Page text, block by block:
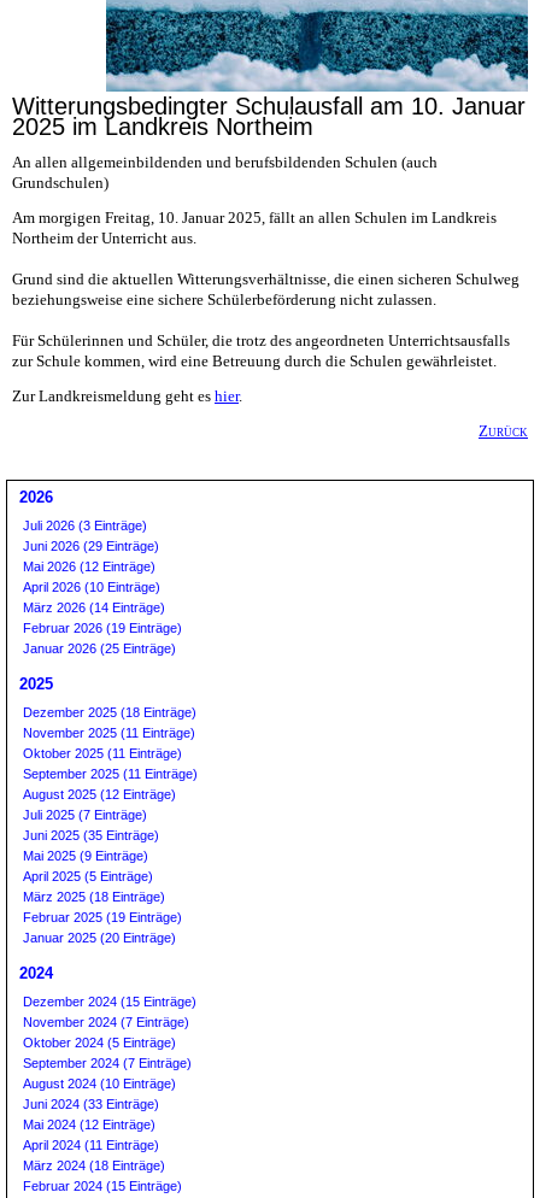
Witterungsbedingter Schulausfall am 10. Januar
2025 im Landkreis Northeim
An allen allgemeinbildenden und berufsbildenden Schulen (auch
Grundschulen)
Am morgigen Freitag, 10. Januar 2025, fällt an allen Schulen im Landkreis
Northeim der Unterricht aus.
Grund sind die aktuellen Witterungsverhältnisse, die einen sicheren Schulweg
beziehungsweise eine sichere Schülerbeförderung nicht zulassen.
Für Schülerinnen und Schüler, die trotz des angeordneten Unterrichtsausfalls
zur Schule kommen, wird eine Betreuung durch die Schulen gewährleistet.
Zur Landkreismeldung geht es hier.
Zurück
2026
Juli 2026 (3 Einträge)
Juni 2026 (29 Einträge)
Mai 2026 (12 Einträge)
April 2026 (10 Einträge)
März 2026 (14 Einträge)
Februar 2026 (19 Einträge)
Januar 2026 (25 Einträge)
2025
Dezember 2025 (18 Einträge)
November 2025 (11 Einträge)
Oktober 2025 (11 Einträge)
September 2025 (11 Einträge)
August 2025 (12 Einträge)
Juli 2025 (7 Einträge)
Juni 2025 (35 Einträge)
Mai 2025 (9 Einträge)
April 2025 (5 Einträge)
März 2025 (18 Einträge)
Februar 2025 (19 Einträge)
Januar 2025 (20 Einträge)
2024
Dezember 2024 (15 Einträge)
November 2024 (7 Einträge)
Oktober 2024 (5 Einträge)
September 2024 (7 Einträge)
August 2024 (10 Einträge)
Juni 2024 (33 Einträge)
Mai 2024 (12 Einträge)
April 2024 (11 Einträge)
März 2024 (18 Einträge)
Februar 2024 (15 Einträge)